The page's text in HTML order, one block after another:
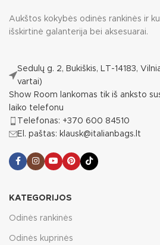
Aukštos kokybės odinės rankinės ir
išskirtinė galanterija bei aksesuarai.
Sedulų g. 2, Bukiškis, LT-14183,
vartai)
Show Room lankomas tik iš anksto
laiko telefonu
Telefonas: +370 600 84510
El. paštas: klausk@italianbags.lt
KATEGORIJOS
Odinės rankinės
Odinės kuprinės